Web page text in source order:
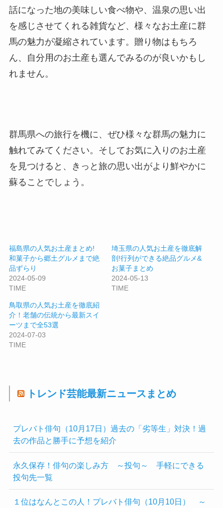
話になった地の美味しい食べ物や、温泉の思い出
を感じさせてくれる雑貨など、様々なお土産に群
馬の魅力が凝縮されています。贈り物はもちろ
ん、自分用のお土産も選んでみるのが良いかもし
れません。
群馬県への旅行を機に、ぜひ様々な群馬の魅力に
触れてみてください。そしてお気に入りのお土産
を見つけると、きっと旅の思い出がより鮮やかに
蘇ることでしょう。
福島県の人気お土産まとめ!
和菓子から郷土グルメまで絶
品ずらり
2024-05-09
TIME
埼玉県の人気お土産を徹底解
剖!行列ができる絶品グルメ&
お菓子まとめ
2024-05-13
TIME
鳥取県の人気お土産を徹底紹
介！老舗の伝統から最新スイ
ーツまで全53選
2024-07-03
TIME
トレンド芸能最新ニュースまとめ
プレバト俳句（10月17日）過去の「劣等生」対決！過
去の作品と勝手に予想を紹介
永久保存！俳句の楽しみ方 ～投句～ 手軽にできる
投句先一覧
１位はなんとこの人！プレバト俳句（10月10日） ～